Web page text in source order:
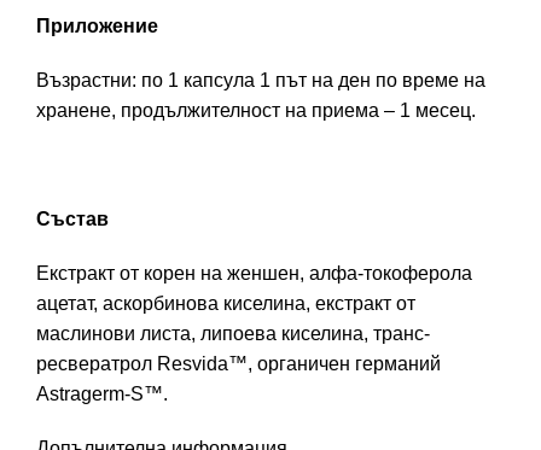
Приложение
Възрастни: по 1 капсула 1 път на ден по време на
хранене, продължителност на приема – 1 месец.
Състав
Екстракт от корен на женшен, алфа-токоферола
ацетат, аскорбинова киселина, екстракт от
маслинови листа, липоева киселина, транс-
ресвератрол Resvida™, органичен германий
Astragerm-S™.